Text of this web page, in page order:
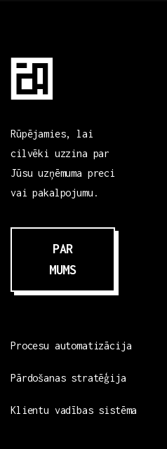
Rūpējamies, lai
cilvēki uzzina par
Jūsu uzņēmuma preci
vai pakalpojumu.
PAR
MUMS
Procesu automatizācija
Pārdošanas stratēģija
Klientu vadības sistēma